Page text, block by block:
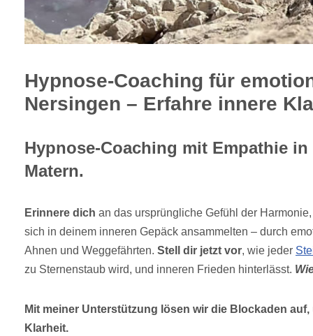
Hypnose-Coaching für
Nersingen – Erfahre innere
Hypnose-Coaching mit Empathie in
Matern.
Erinnere dich an das ursprüngliche Gefühl der
sich in deinem inneren Gepäck ansammelten – durch
Ahnen und Weggefährten. Stell dir jetzt vor, wie jeder
zu Sternenstaub wird, und inneren Frieden hinterlässt.
Mit meiner Unterstützung lösen wir die Blockaden
Klarheit.